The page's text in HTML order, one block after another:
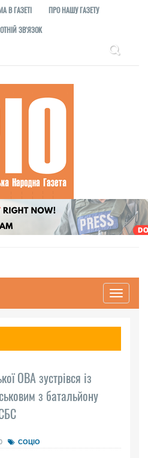
В ГАЗЕТІ
ПРО НАШУ ГАЗЕТУ
ЗВ'ЯЗОК
Toggle
ОВА зустрівся із
з батальйону
СОЦІО